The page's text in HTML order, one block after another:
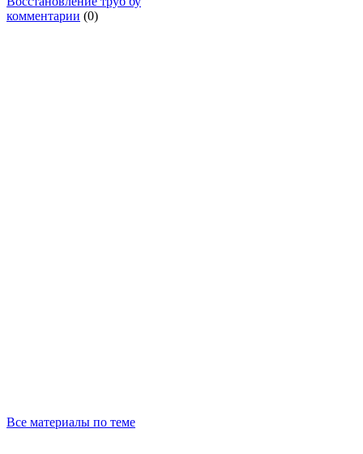
комментарии (0)
Все материалы по теме